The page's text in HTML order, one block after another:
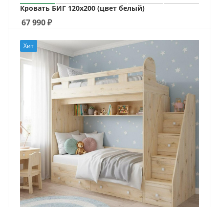
Кровать БИГ 120х200 (цвет белый)
67 990₽
Хит